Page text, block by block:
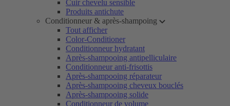
Cuir chevelu sensible
Produits antichute
Conditionneur & après-shampoing
Tout afficher
Color-Conditioner
Conditionneur hydratant
Après-shampooing antipelliculaire
Conditionneur anti-frisottis
Après-shampooing réparateur
Après-shampooing cheveux bouclés
Après-shampooing solide
Conditionneur de volume